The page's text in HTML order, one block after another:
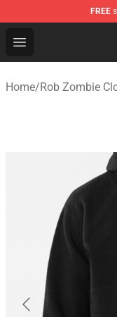
FREE
Open menu
Rob Zombie
Home/Rob Zombie